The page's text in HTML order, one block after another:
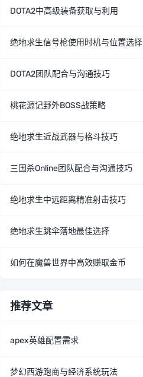
DOTA2中高级装备获取与利用
绝地求生信号枪使用时机与位置选择
DOTA2团队配合与沟通技巧
桃花源记野外BOSS战策略
绝地求生近战武器与格斗技巧
三国杀Online团队配合与沟通技巧
绝地求生中远距离精准射击技巧
绝地求生跳伞落地最佳选择
如何在魔兽世界中高效赚取金币
推荐文章
apex英雄配置需求
梦幻西游跑商与经济系统玩法